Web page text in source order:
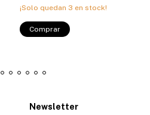
¡Solo quedan 3 en stock!
Comprar
Newsletter